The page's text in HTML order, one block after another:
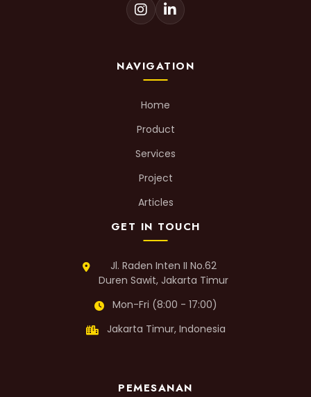
NAVIGATION
Home
Product
Services
Project
Articles
GET IN TOUCH
Jl. Raden Inten II No.62
Duren Sawit, Jakarta Timur
Mon-Fri (8:00 - 17:00)
Jakarta Timur, Indonesia
PEMESANAN